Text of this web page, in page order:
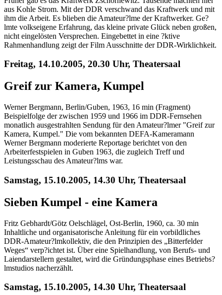
aus Kohle Strom. Mit der DDR verschwand das Kraftwerk und mit
ihm die Arbeit. Es blieben die Amateur?lme der Kraftwerker. Ge?
lmte volkseigene Erfahrung, das kleine private Glück neben großen,
nicht eingelösten Versprechen. Eingebettet in eine ?ktive
Rahmenhandlung zeigt der Film Ausschnitte der DDR-Wirklichkeit.
Freitag, 14.10.2005, 20.30 Uhr, Theatersaal
Greif zur Kamera, Kumpel
Werner Bergmann, Berlin/Guben, 1963, 16 min (Fragment)
Beispielfolge der zwischen 1959 und 1966 im DDR-Fernsehen
monatlich ausgestrahlten Sendung für den Amateur?lmer "Greif zur
Kamera, Kumpel." Die vom bekannten DEFA-Kameramann
Werner Bergmann moderierte Reportage berichtet von den
Arbeiterfestspielen in Guben 1963, die zugleich Treff und
Leistungsschau des Amateur?lms war.
Samstag, 15.10.2005, 14.30 Uhr, Theatersaal
Sieben Kumpel - eine Kamera
Fritz Gebhardt/Götz Oelschlägel, Ost-Berlin, 1960, ca. 30 min
Inhaltliche und organisatorische Anleitung für ein vorbildliches
DDR-Amateur?lmkollektiv, die den Prinzipien des „Bitterfelder
Weges“ verp?ichtet ist. Über eine Spielhandlung, von Berufs- und
Laiendarstellern gestaltet, wird die Gründungsphase eines Betriebs?
lmstudios nacherzählt.
Samstag, 15.10.2005, 14.30 Uhr, Theatersaal